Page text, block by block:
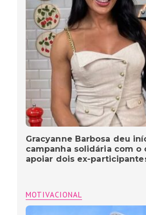
Gracyanne Barbosa deu
campanha solidária com o
apoiar dois ex-
MOTIVACIONAL